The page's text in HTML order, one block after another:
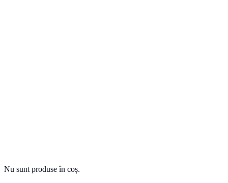
Nu sunt produse în coș.